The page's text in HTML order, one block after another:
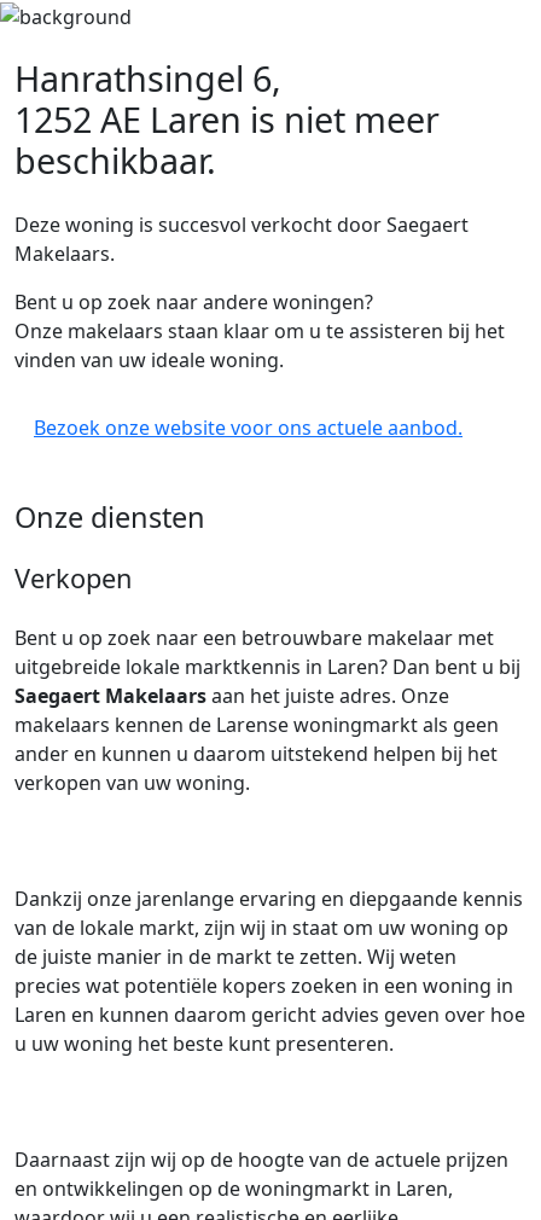
Hanrathsingel 6,
1252 AE Laren is niet meer
beschikbaar.
Deze woning is succesvol verkocht door Saegaert
Makelaars.
Bent u op zoek naar andere woningen?
Onze makelaars staan klaar om u te assisteren bij het
vinden van uw ideale woning.
Bezoek onze website voor ons actuele aanbod.
Onze diensten
Verkopen
Bent u op zoek naar een betrouwbare makelaar met
uitgebreide lokale marktkennis in Laren? Dan bent u bij
Saegaert Makelaarsaan het juiste adres. Onze
makelaars kennen de Larense woningmarkt als geen
ander en kunnen u daarom uitstekend helpen bij het
verkopen van uw woning.
Dankzij onze jarenlange ervaring en diepgaande kennis
van de lokale markt, zijn wij in staat om uw woning op
de juiste manier in de markt te zetten. Wij weten
precies wat potentiële kopers zoeken in een woning in
Laren en kunnen daarom gericht advies geven over hoe
u uw woning het beste kunt presenteren.
Daarnaast zijn wij op de hoogte van de actuele prijzen
en ontwikkelingen op de woningmarkt in Laren,